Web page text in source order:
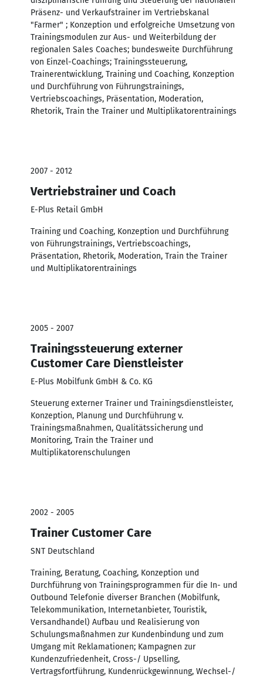
Präsenz- und Verkaufstrainer im Vertriebskanal
"Farmer" ; Konzeption und erfolgreiche Umsetzung von
Trainingsmodulen zur Aus- und Weiterbildung der
regionalen Sales Coaches; bundesweite Durchführung
von Einzel-Coachings; Trainingssteuerung,
Trainerentwicklung, Training und Coaching, Konzeption
und Durchführung von Führungstrainings,
Vertriebscoachings, Präsentation, Moderation,
Rhetorik, Train the Trainer und Multiplikatorentrainings
2007 - 2012
Vertriebstrainer und Coach
E-Plus Retail GmbH
Training und Coaching, Konzeption und Durchführung
von Führungstrainings, Vertriebscoachings,
Präsentation, Rhetorik, Moderation, Train the Trainer
und Multiplikatorentrainings
2005 - 2007
Trainingssteuerung externer
Customer Care Dienstleister
E-Plus Mobilfunk GmbH & Co. KG
Steuerung externer Trainer und Trainingsdienstleister,
Konzeption, Planung und Durchführung v.
Trainingsmaßnahmen, Qualitätssicherung und
Monitoring, Train the Trainer und
Multiplikatorenschulungen
2002 - 2005
Trainer Customer Care
SNT Deutschland
Training, Beratung, Coaching, Konzeption und
Durchführung von Trainingsprogrammen für die In- und
Outbound Telefonie diverser Branchen (Mobilfunk,
Telekommunikation, Internetanbieter, Touristik,
Versandhandel) Aufbau und Realisierung von
Schulungsmaßnahmen zur Kundenbindung und zum
Umgang mit Reklamationen; Kampagnen zur
Kundenzufriedenheit, Cross-/ Upselling,
Vertragsfortführung, Kundenrückgewinnung, Wechsel-/